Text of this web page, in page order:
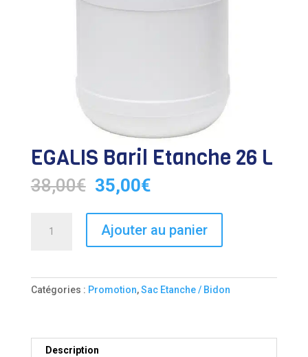
EGALIS Baril Etanche 26 L
38,00€ Le
prix
initial
était :
38,00€.
35,00€Le
actuel
est :
35,00€.
Etanche
Ajouter au panier
Catégories : Promotion,Sac Etanche / Bidon
Description